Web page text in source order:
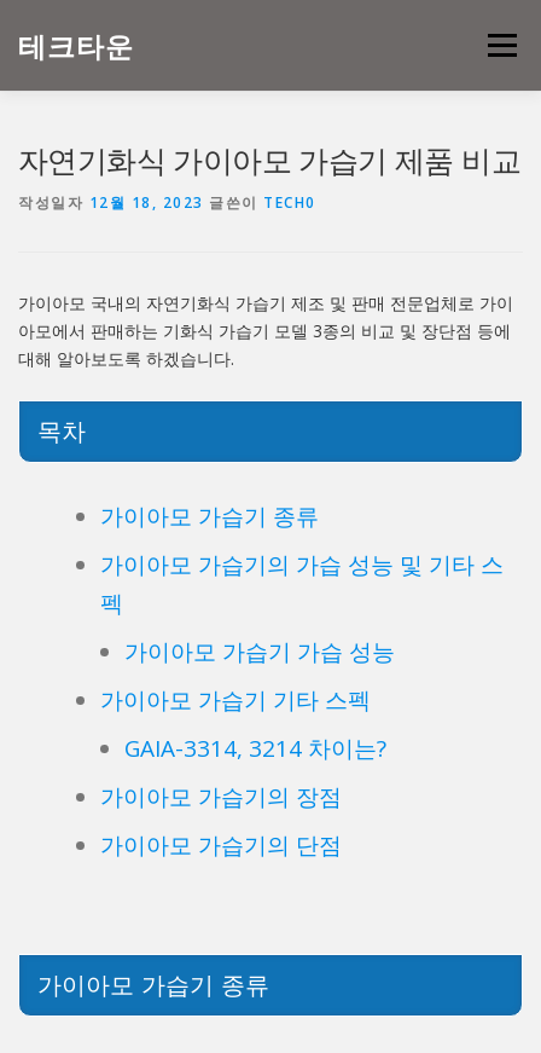
테크타운 메뉴
자연기화식 가이아모 가습기 제품 비교
작성일자 12월 18, 2023 글쓴이 TECH0
가이아모 국내의 자연기화식 가습기 제조 및 판매 전문업체로 가이
아모에서 판매하는 기화식 가습기 모델 3종의 비교 및 장단점 등에
대해 알아보도록 하겠습니다.
목차
가이아모 가습기 종류
가이아모 가습기의 가습 성능 및 기타 스
펙
가이아모 가습기 가습 성능
가이아모 가습기 기타 스펙
GAIA-3314, 3214 차이는?
가이아모 가습기의 장점
가이아모 가습기의 단점
가이아모 가습기 종류